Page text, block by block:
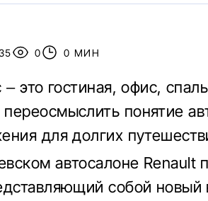
0 0 МИН
это гостиная, офис,
понятие
для долгих
автосалоне Renault
собой новый